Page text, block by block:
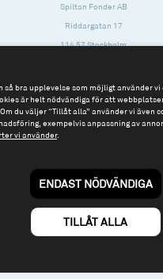
Spiltan Fonder AB
Riddargatan 17
114 57 Stockholm
Tel: 08 - 545 813 40
fonder@spiltanfonder.se
Till spiltan.se
© 2026 - Spiltan Fonder AB
By Sphinxly
så bra upplevelse som möjligt använder
är helt nödvändiga för att
du väljer “Tillåt alla” använder vi även
exempelvis anpassning av
vi använder.
ENDAST NÖDVÄNDIGA
TILLÅT ALLA